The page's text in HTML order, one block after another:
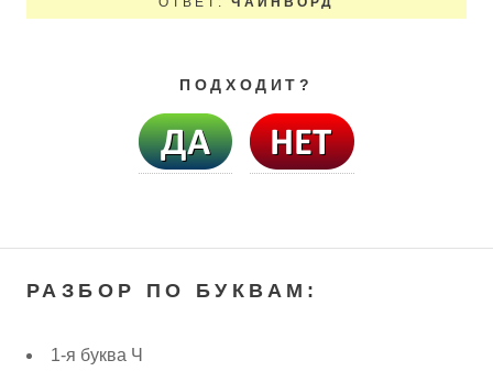
ПОДХОДИТ?
РАЗБОР ПО БУКВАМ:
1-я буква Ч